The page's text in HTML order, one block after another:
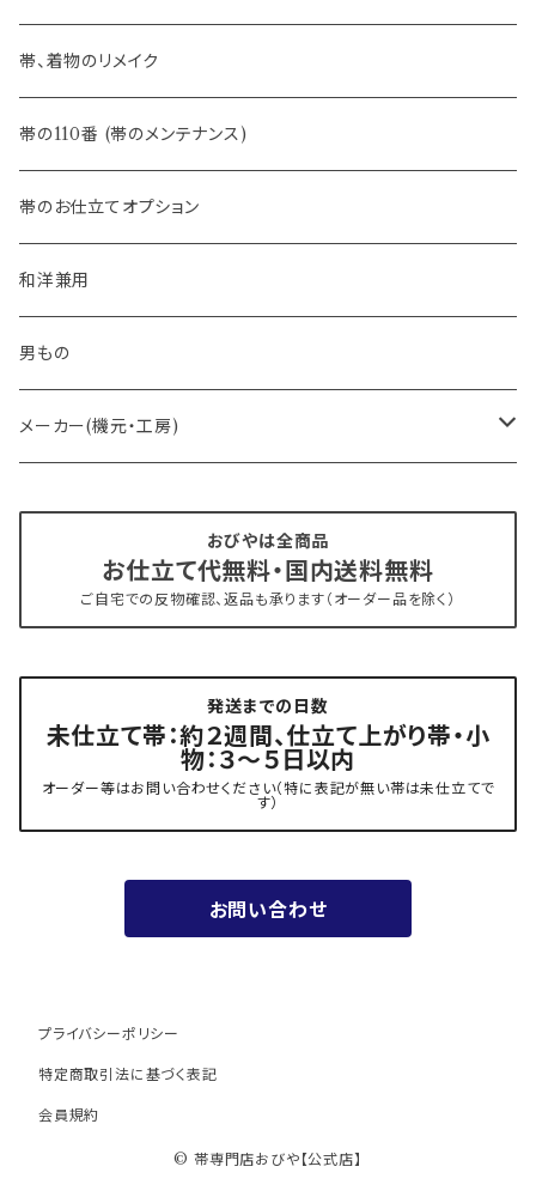
- 夏帯
- 半幅帯
- 大人兵児帯
- おびやオリジナル・別注
- オーダー帯
- 京袋帯・開き仕立て
- 新古帯、中古・リサイクル帯 (メンテナンス済み)
夏用
- 振袖の帯・ママ振り・振袖用袋帯
-おびやオリジナル
-フィカレ
帯、着物のリメイク
帯の110番 (帯のメンテナンス)
帯のお仕立てオプション
和洋兼用
男もの
メーカー(機元・工房)
博多織 西村織物
『marumasa.fab』丸正織物
おびやは全商品
お仕立て代無料・国内送料無料
ご自宅での反物確認、返品も承ります（オーダー品を除く）
発送までの日数
未仕立て帯：約２週間、仕立て上がり帯・小
物：３～５日以内
オーダー等はお問い合わせください（特に表記が無い帯は未仕立てで
す）
お問い合わせ
プライバシーポリシー
特定商取引法に基づく表記
会員規約
© 帯専門店おびや【公式店】